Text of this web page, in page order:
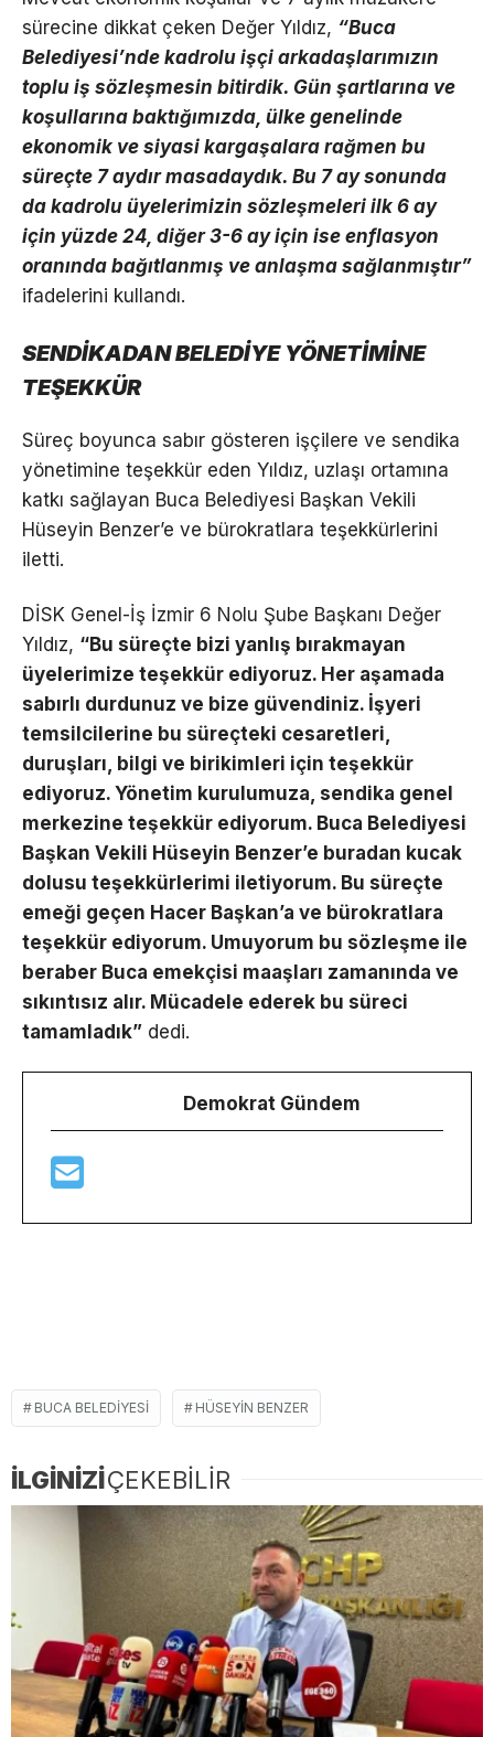
sürecine dikkat çeken Değer Yıldız, “Buca
Belediyesi’nde kadrolu işçi arkadaşlarımızın
toplu iş sözleşmesin bitirdik. Gün şartlarına ve
koşullarına baktığımızda, ülke genelinde
ekonomik ve siyasi kargaşalara rağmen bu
süreçte 7 aydır masadaydık. Bu 7 ay sonunda
da kadrolu üyelerimizin sözleşmeleri ilk 6 ay
için yüzde 24, diğer 3-6 ay için ise enflasyon
oranında bağıtlanmış ve anlaşma sağlanmıştır”
ifadelerini kullandı.
SENDİKADAN BELEDİYE YÖNETİMİNE
TEŞEKKÜR
Süreç boyunca sabır gösteren işçilere ve sendika
yönetimine teşekkür eden Yıldız, uzlaşı ortamına
katkı sağlayan Buca Belediyesi Başkan Vekili
Hüseyin Benzer’e ve bürokratlara teşekkürlerini
iletti.
DİSK Genel-İş İzmir 6 Nolu Şube Başkanı Değer
Yıldız, “Bu süreçte bizi yanlış bırakmayan
üyelerimize teşekkür ediyoruz. Her aşamada
sabırlı durdunuz ve bize güvendiniz. İşyeri
temsilcilerine bu süreçteki cesaretleri,
duruşları, bilgi ve birikimleri için teşekkür
ediyoruz. Yönetim kurulumuza, sendika genel
merkezine teşekkür ediyorum. Buca Belediyesi
Başkan Vekili Hüseyin Benzer’e buradan kucak
dolusu teşekkürlerimi iletiyorum. Bu süreçte
emeği geçen Hacer Başkan’a ve bürokratlara
teşekkür ediyorum. Umuyorum bu sözleşme ile
beraber Buca emekçisi maaşları zamanında ve
sıkıntısız alır. Mücadele ederek bu süreci
tamamladık” dedi.
Demokrat Gündem
BUCA BELEDIYESI HÜSEYIN BENZER
İLGİNİZİÇEKEBİLİR